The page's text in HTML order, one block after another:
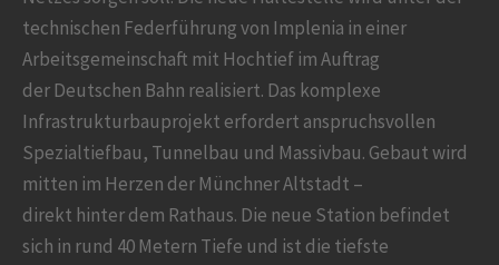
technischen Federführung von Implenia in einer
Arbeitsgemeinschaft mit Hochtief im Auftrag
der Deutschen Bahn realisiert. Das komplexe
Infrastrukturbauprojekt erfordert anspruchsvollen
Spezialtiefbau, Tunnelbau und Massivbau. Gebaut wird
mitten im Herzen der Münchner Altstadt –
direkt hinter dem Rathaus. Die neue Station befindet
sich in rund 40 Metern Tiefe und ist die tiefste